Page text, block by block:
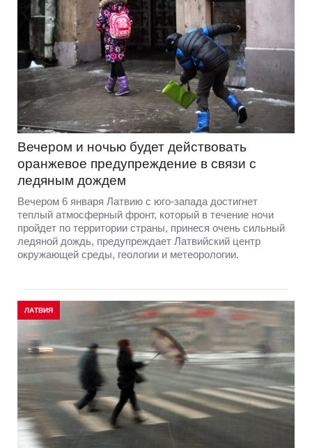
Вечером и ночью будет действовать
оранжевое предупреждение в связи с
ледяным дождем
Вечером 6 января Латвию с юго-запада достигнет
теплый атмосферный фронт, который в течение ночи
пройдет по территории страны, принеся очень сильный
ледяной дождь, предупреждает Латвийский центр
окружающей среды, геологии и метеорологии.
ЛАТВИЯ